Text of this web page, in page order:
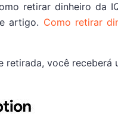
retirar dinheiro da
artigo. Como retirar
retirada, você receberá